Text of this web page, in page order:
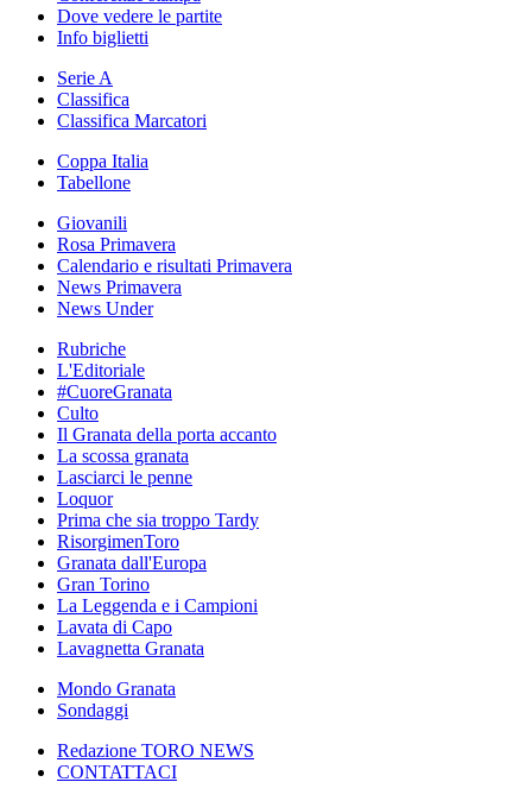
Dove vedere le partite
Info biglietti
Serie A
Classifica
Classifica Marcatori
Coppa Italia
Tabellone
Giovanili
Rosa Primavera
Calendario e risultati Primavera
News Primavera
News Under
Rubriche
L'Editoriale
#CuoreGranata
Culto
Il Granata della porta accanto
La scossa granata
Lasciarci le penne
Loquor
Prima che sia troppo Tardy
RisorgimenToro
Granata dall'Europa
Gran Torino
La Leggenda e i Campioni
Lavata di Capo
Lavagnetta Granata
Mondo Granata
Sondaggi
Redazione TORO NEWS
CONTATTACI